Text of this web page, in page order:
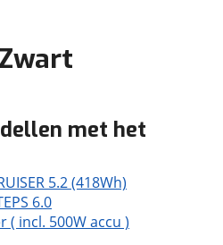
met het
5.2 (418Wh)
6.0
( incl. 500W accu )